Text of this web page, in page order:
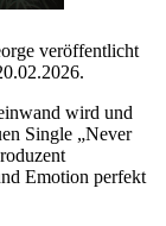
veröffentlicht
wird und
Single „Never
Emotion perfekt